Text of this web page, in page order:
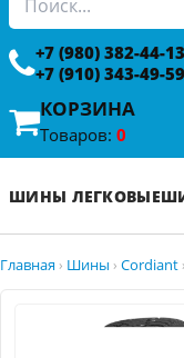
+7 (980) 382-44-13
+7 (910) 343-49-59
КОРЗИНА
Товаров: 0
ШИНЫ ЛЕГКОВЫЕ
Главная › Шины › Cordiant ›